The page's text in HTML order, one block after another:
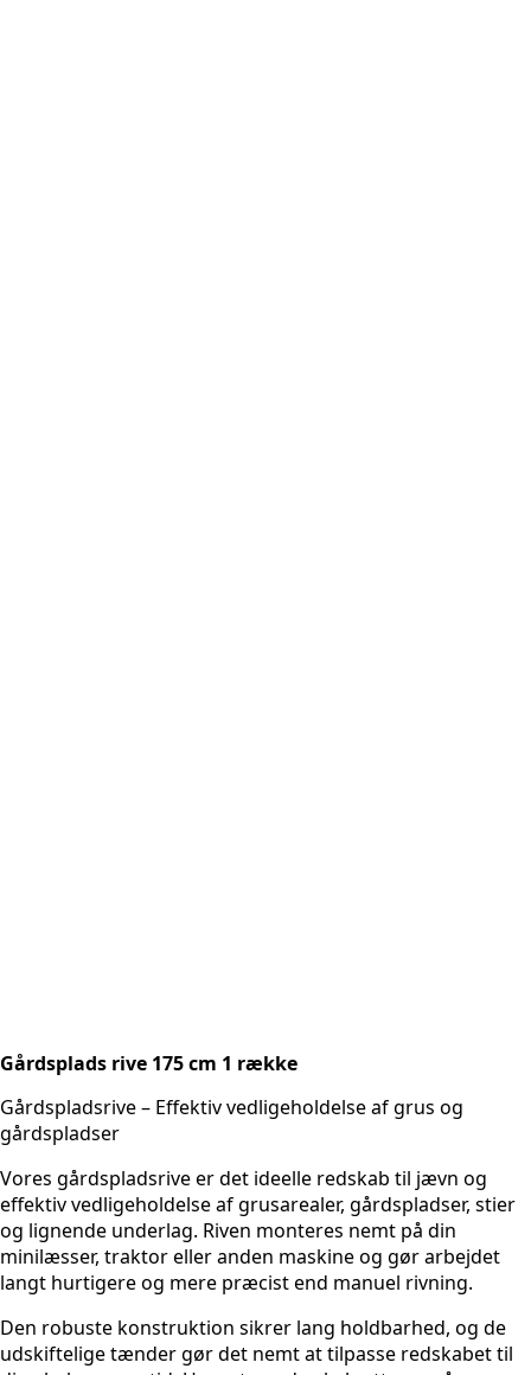
Gårdsplads rive 175 cm 1 række
Gårdspladsrive – Effektiv vedligeholdelse af grus og
gårdspladser
Vores gårdspladsrive er det ideelle redskab til jævn og
effektiv vedligeholdelse af grusarealer, gårdspladser, stier
og lignende underlag. Riven monteres nemt på din
minilæsser, traktor eller anden maskine og gør arbejdet
langt hurtigere og mere præcist end manuel rivning.
Den robuste konstruktion sikrer lang holdbarhed, og de
udskiftelige tænder gør det nemt at tilpasse redskabet til